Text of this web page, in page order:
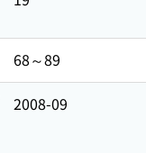
68～89
2008-09